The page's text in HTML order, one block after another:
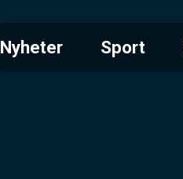
Nyheter Sport